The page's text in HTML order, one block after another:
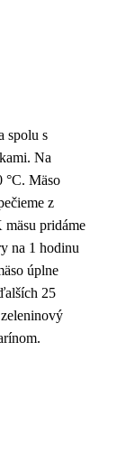
spolu s
Na
°C. Mäso
z
pridáme
na 1 hodinu
úplne
25